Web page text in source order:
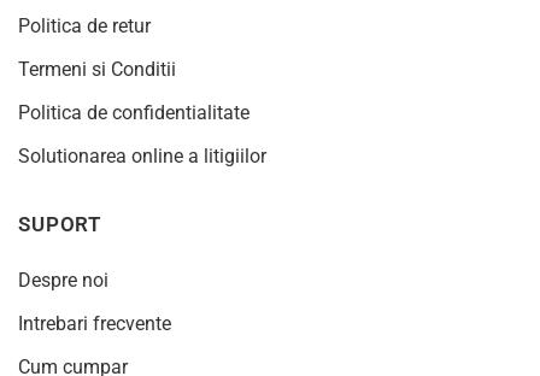
Politica de retur
Termeni si Conditii
Politica de confidentialitate
Solutionarea online a litigiilor
SUPORT
Despre noi
Intrebari frecvente
Cum cumpar